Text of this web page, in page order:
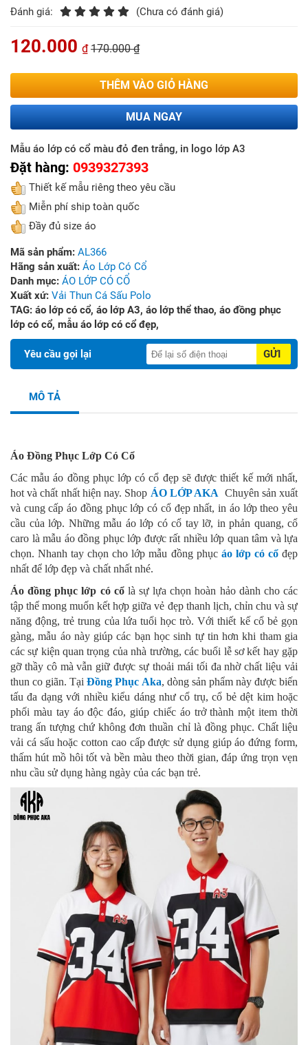
Đánh giá: (Chưa có đánh giá)
120.000 ₫ 170.000 ₫
THÊM VÀO GIỎ HÀNG
MUA NGAY
Mẫu áo lớp có cổ màu đỏ đen trắng, in logo lớp A3
Đặt hàng: 0939327393
Thiết kế mẫu riêng theo yêu cầu
Miễn phí ship toàn quốc
Đầy đủ size áo
Mã sản phẩm: AL366
Hãng sản xuất: Áo Lớp Có Cổ
Danh mục: ÁO LỚP CÓ CỔ
Xuất xứ: Vải Thun Cá Sấu Polo
TAG: áo lớp có cổ, áo lớp A3, áo lớp thể thao, áo đồng phục
lớp có cổ, mẫu áo lớp có cổ đẹp,
Yêu cầu gọi lại GỬI
MÔ TẢ
Áo Đồng Phục Lớp Có Cổ
Các mẫu áo đồng phục lớp có cổ đẹp sẽ được thiết kế mới nhất,
hot và chất nhất hiện nay. Shop ÁO LỚP AKA Chuyên sản xuất
và cung cấp áo đồng phục lớp có cổ đẹp nhất, in áo lớp theo yêu
cầu của lớp. Những mẫu áo lớp có cổ tay lỡ, in phản quang, cổ
caro là mẫu áo đồng phục lớp được rất nhiều lớp quan tâm và lựa
chọn. Nhanh tay chọn cho lớp mẫu đồng phục áo lớp có cổđẹp
nhất để lớp đẹp và chất nhất nhé.
Áo đồng phục lớp có cổlà sự lựa chọn hoàn hảo dành cho các
tập thể mong muốn kết hợp giữa vẻ đẹp thanh lịch, chỉn chu và sự
năng động, trẻ trung của lứa tuổi học trò. Với thiết kế cổ bẻ gọn
gàng, mẫu áo này giúp các bạn học sinh tự tin hơn khi tham gia
các sự kiện quan trọng của nhà trường, các buổi lễ sơ kết hay gặp
gỡ thầy cô mà vẫn giữ được sự thoải mái tối đa nhờ chất liệu vải
thun co giãn. TạiĐồng Phục Aka, dòng sản phẩm này được biến
tấu đa dạng với nhiều kiểu dáng như cổ trụ, cổ bẻ dệt kim hoặc
phối màu tay áo độc đáo, giúp chiếc áo trở thành một item thời
trang ấn tượng chứ không đơn thuần chỉ là đồng phục. Chất liệu
vải cá sấu hoặc cotton cao cấp được sử dụng giúp áo đứng form,
thấm hút mồ hôi tốt và bền màu theo thời gian, đáp ứng trọn vẹn
nhu cầu sử dụng hàng ngày của các bạn trẻ.